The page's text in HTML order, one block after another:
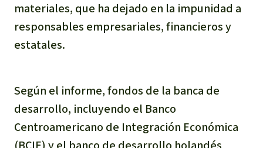
materiales, que ha dejado en la impunidad a
responsables empresariales, financieros y
estatales.
Según el informe, fondos de la banca de
desarrollo, incluyendo el Banco
Centroamericano de Integración Económica